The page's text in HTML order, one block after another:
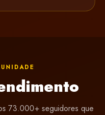
73.000+ seguidores que